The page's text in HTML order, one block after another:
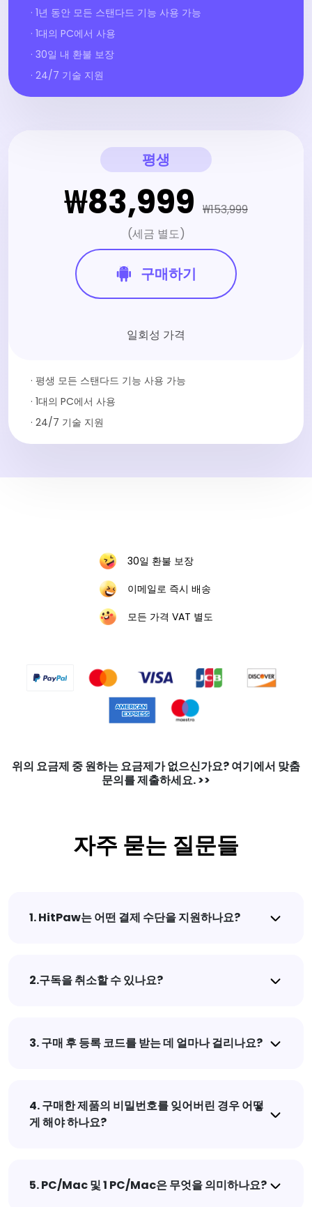
· 1년 동안 모든 스탠다드 기능 사용 가능
· 1대의 PC에서 사용
· 30일 내 환불 보장
· 24/7 기술 지원
평생
₩83,999 ₩153,999
(세금 별도)
구매하기
일회성 가격
· 평생 모든 스탠다드 기능 사용 가능
· 1대의 PC에서 사용
· 24/7 기술 지원
30일 환불 보장
이메일로 즉시 배송
모든 가격 VAT 별도
위의 요금제 중 원하는 요금제가 없으신가요? 여기에서 맞춤
문의를 제출하세요. >>
자주 묻는 질문들
1. HitPaw는 어떤 결제 수단을 지원하나요?
2.구독을 취소할 수 있나요?
3. 구매 후 등록 코드를 받는 데 얼마나 걸리나요?
4. 구매한 제품의 비밀번호를 잊어버린 경우 어떻
게 해야 하나요?
5. PC/Mac 및 1 PC/Mac은 무엇을 의미하나요?